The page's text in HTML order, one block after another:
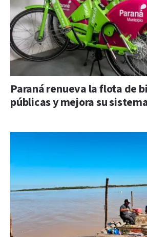
Paraná renueva la flota de
públicas y mejora su